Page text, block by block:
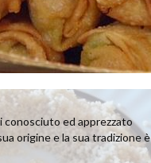
conosciuto ed apprezzato
origine e la sua tradizione è